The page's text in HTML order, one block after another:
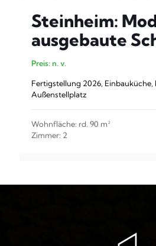
Steinheim:
ausgebaute
Preis: n. v.
Fertigstellung 2026, Einbauküche,
Außenstellplatz
Wohnfläche: rd. 90 m²
Zimmer: 2